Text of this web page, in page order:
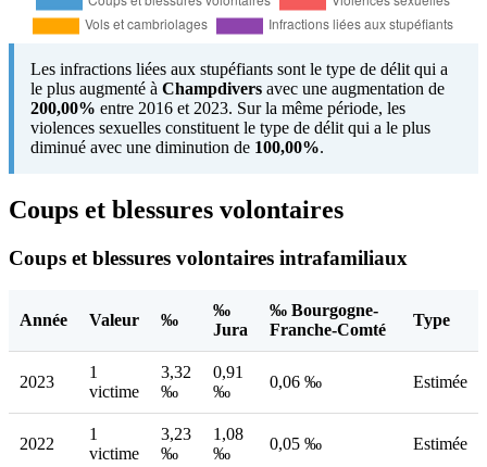
Les infractions liées aux stupéfiants sont le type de délit qui a
le plus augmenté à Champdivers avec une augmentation de
200,00% entre 2016 et 2023. Sur la même période, les
violences sexuelles constituent le type de délit qui a le plus
diminué avec une diminution de 100,00%.
Coups et blessures volontaires
Coups et blessures volontaires intrafamiliaux
Année Valeur ‰
‰
Jura
‰ Bourgogne-
Franche-Comté
Type
2023
1
victime
3,32
‰
0,91
‰
0,06 ‰ Estimée
2022
1
victime
3,23
‰
1,08
‰
0,05 ‰ Estimée